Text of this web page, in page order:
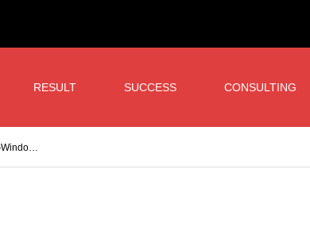
RESULT SUCCESS CONSULTING
Windo…